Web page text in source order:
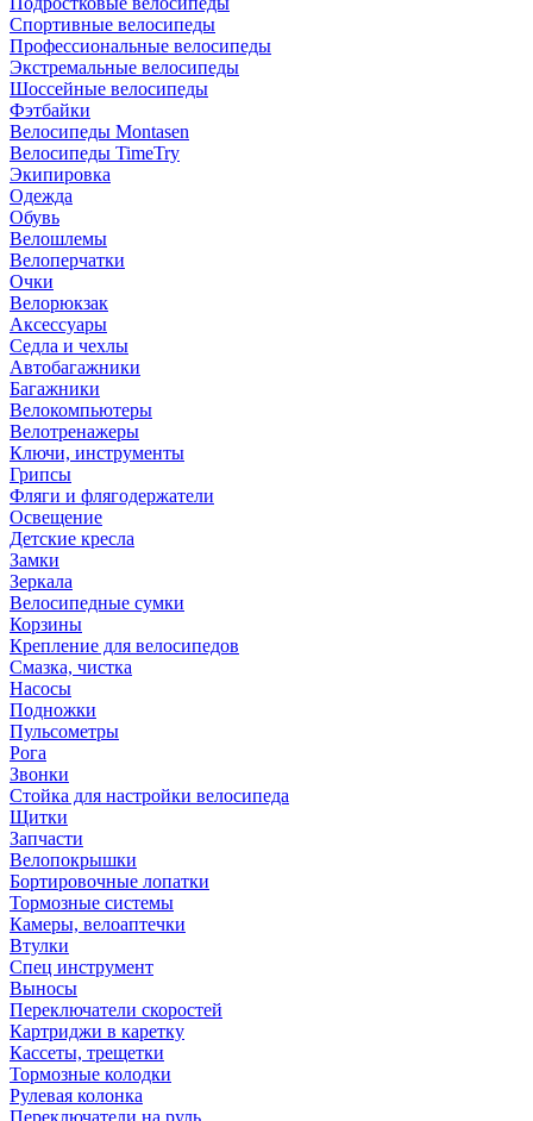
Спортивные велосипеды
Профессиональные велосипеды
Экстремальные велосипеды
Шоссейные велосипеды
Фэтбайки
Велосипеды Montasen
Велосипеды TimeTry
Экипировка
Одежда
Обувь
Велошлемы
Велоперчатки
Очки
Велорюкзак
Аксессуары
Седла и чехлы
Автобагажники
Багажники
Велокомпьютеры
Велотренажеры
Ключи, инструменты
Грипсы
Фляги и флягодержатели
Освещение
Детские кресла
Замки
Зеркала
Велосипедные сумки
Корзины
Крепление для велосипедов
Смазка, чистка
Насосы
Подножки
Пульсометры
Рога
Звонки
Стойка для настройки велосипеда
Щитки
Запчасти
Велопокрышки
Бортировочные лопатки
Тормозные системы
Камеры, велоаптечки
Втулки
Спец инструмент
Выносы
Переключатели скоростей
Картриджи в каретку
Кассеты, трещетки
Тормозные колодки
Рулевая колонка
Переключатели на руль